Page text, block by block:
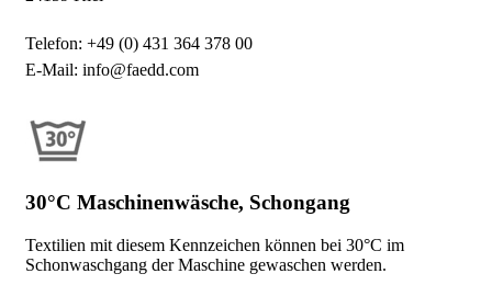
Telefon: +49 (0) 431 364 378 00
E-Mail: info@faedd.com
30°C Maschinenwäsche, Schongang
Textilien mit diesem Kennzeichen können bei 30°C im
Schonwaschgang der Maschine gewaschen werden.